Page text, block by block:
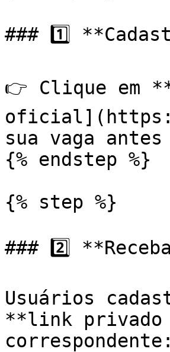
### 1️⃣
👉 Clique em
sua vaga
{% endstep %}
{% step %}
### 2️⃣
Usuários
**link privado
correspondente: